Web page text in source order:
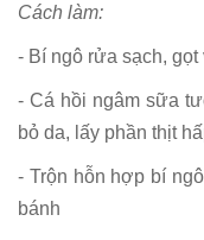
Cách làm:
- Bí ngô rửa sạch,
- Cá hồi ngâm sữa
bỏ da, lấy phần thịt
- Trộn hỗn hợp bí
bánh